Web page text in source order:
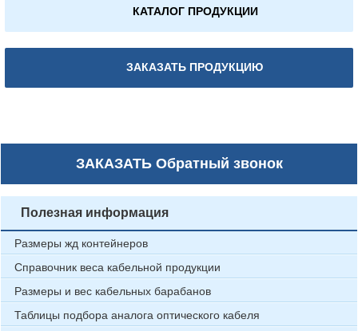
КАТАЛОГ ПРОДУКЦИИ
ЗАКАЗАТЬ ПРОДУКЦИЮ
ЗАКАЗАТЬОбратный звонок
Полезная информация
Размеры жд контейнеров
Справочник веса кабельной продукции
Размеры и вес кабельных барабанов
Таблицы подбора аналога оптического кабеля